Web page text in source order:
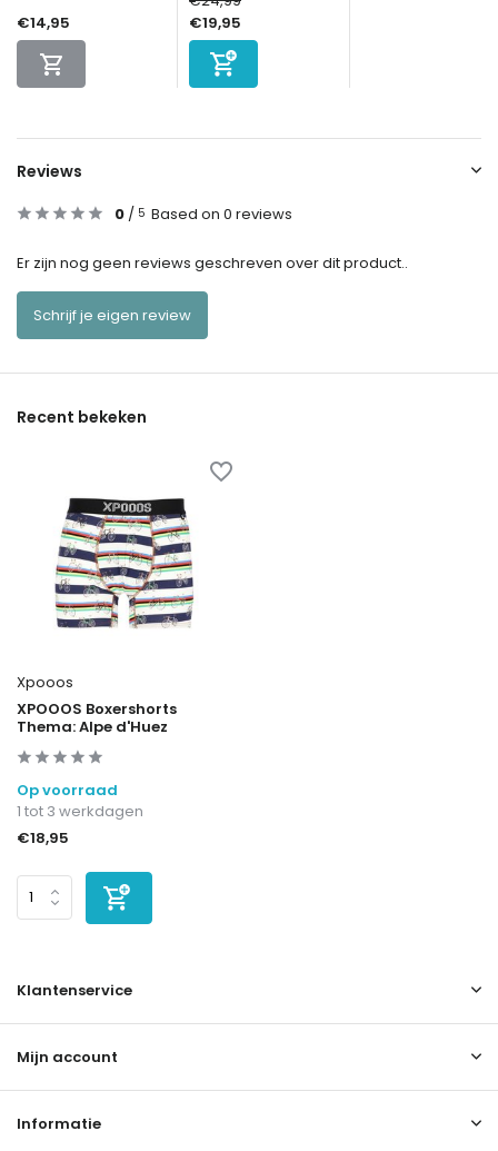
€14,95
€19,95
Reviews
0 / 5 Based on 0 reviews
Er zijn nog geen reviews geschreven over dit product..
Schrijf je eigen review
Recent bekeken
Xpooos
XPOOOS Boxershorts
Thema: Alpe d'Huez
Op voorraad
1 tot 3 werkdagen
€18,95
Klantenservice
Mijn account
Informatie